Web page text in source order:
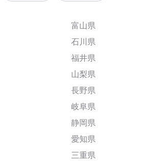
富山県
石川県
福井県
山梨県
長野県
岐阜県
静岡県
愛知県
三重県